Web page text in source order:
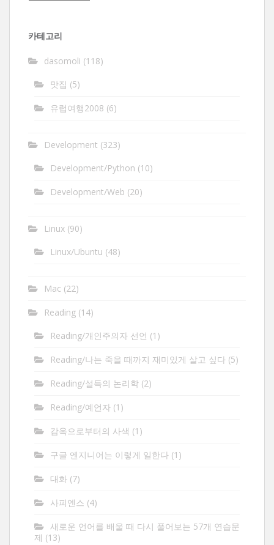
카테고리
dasomoli (118)
맛집 (5)
유럽여행2008 (6)
Development (323)
Development/Python (10)
Development/Web (20)
Linux (90)
Linux/Ubuntu (48)
Mac (22)
Reading (14)
Reading/개인주의자 선언 (1)
Reading/나는 죽을 때까지 재미있게 살고 싶다 (5)
Reading/설득의 논리학 (2)
Reading/예언자 (1)
감옥으로부터의 사색 (1)
구글 엔지니어는 이렇게 일한다 (1)
대화 (7)
사피엔스 (4)
새로운 언어를 배울 때 다시 풀어보는 57개 연습문
제 (13)